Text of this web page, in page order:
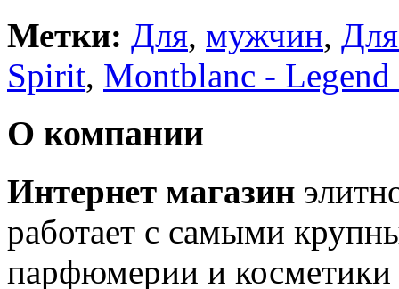
Метки: Для, мужчин,
Spirit, Montblanc -
О компании
Интернет магазин
работает с самыми
парфюмерии и